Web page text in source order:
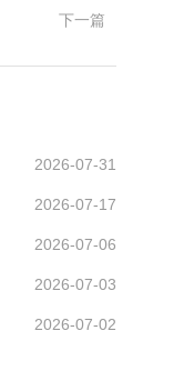
下一篇
2026-07-31
2026-07-17
2026-07-06
2026-07-03
2026-07-02